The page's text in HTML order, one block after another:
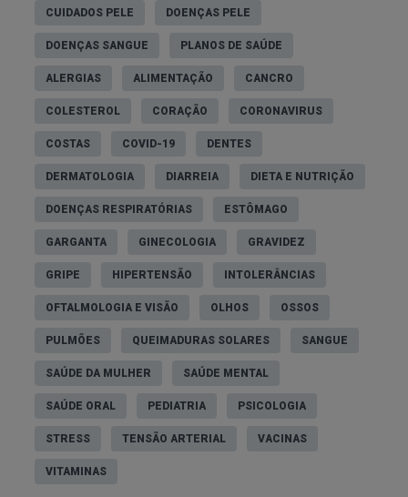
CUIDADOS PELE DOENÇAS PELE
DOENÇAS SANGUE PLANOS DE SAÚDE
ALERGIAS ALIMENTAÇÃO CANCRO
COLESTEROL CORAÇÃO CORONAVIRUS
COSTAS COVID-19 DENTES
DERMATOLOGIA DIARREIA DIETA E NUTRIÇÃO
DOENÇAS RESPIRATÓRIAS ESTÔMAGO
GARGANTA GINECOLOGIA GRAVIDEZ
GRIPE HIPERTENSÃO INTOLERÂNCIAS
OFTALMOLOGIA E VISÃO OLHOS OSSOS
PULMÕES QUEIMADURAS SOLARES SANGUE
SAÚDE DA MULHER SAÚDE MENTAL
SAÚDE ORAL PEDIATRIA PSICOLOGIA
STRESS TENSÃO ARTERIAL VACINAS
VITAMINAS